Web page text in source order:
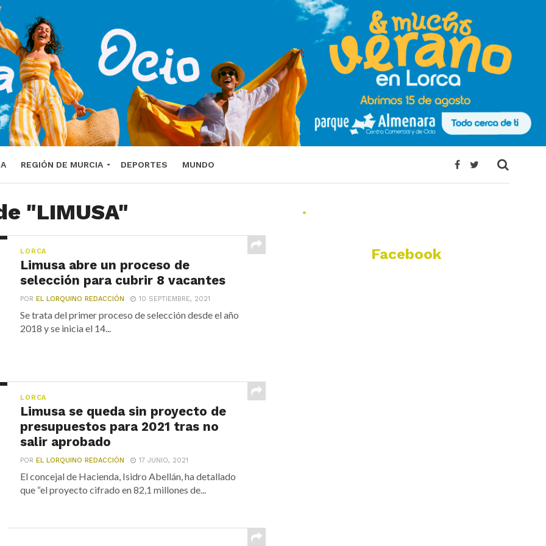
REGIÓN DE MURCIA DEPORTES MUNDO
"LIMUSA"
LORCA
Limusa abre un proceso de
selección para cubrir 8 vacantes
POREL LORQUINO REDACCIÓN 10 SEPTIEMBRE, 2021
Se trata del primer proceso de selección desde el año
2018 y se inicia el 14...
LORCA
Limusa se queda sin proyecto de
presupuestos para 2021 tras no
salir aprobado
POREL LORQUINO REDACCIÓN 17 JUNIO, 2021
El concejal de Hacienda, Isidro Abellán, ha detallado
que “el proyecto cifrado en 82,1 millones de...
.
Facebook